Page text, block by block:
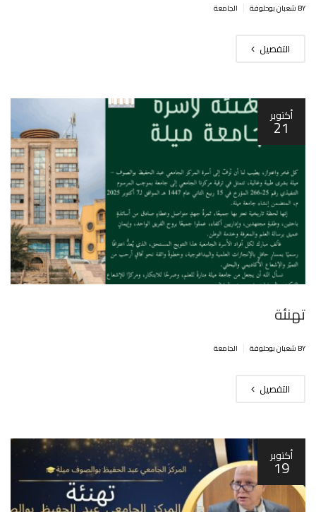
BY شعبان بوحلوفة الجامعة
التفصيل
أكتوبر
21
تهنئة
BY شعبان بوحلوفة الجامعة
التفصيل
أكتوبر
19